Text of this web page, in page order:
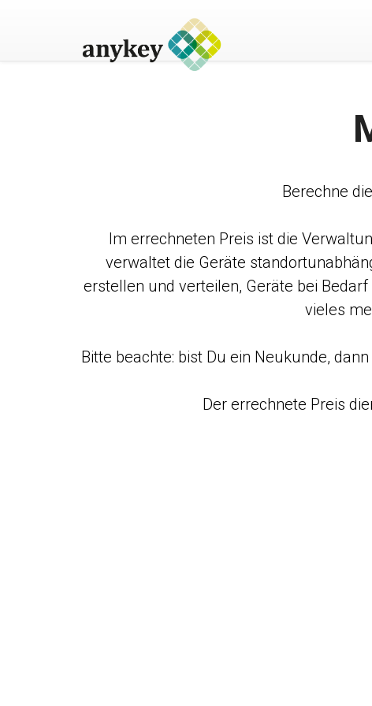
Berechne
Im errechneten Preis ist die
verwaltet die Geräte
erstellen und verteilen, Geräte bei
vieles
Bitte beachte: bist Du ein Neukunde,
Der errechnete Preis